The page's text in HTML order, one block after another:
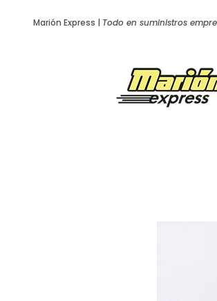
Marión Express | Todo en suministros